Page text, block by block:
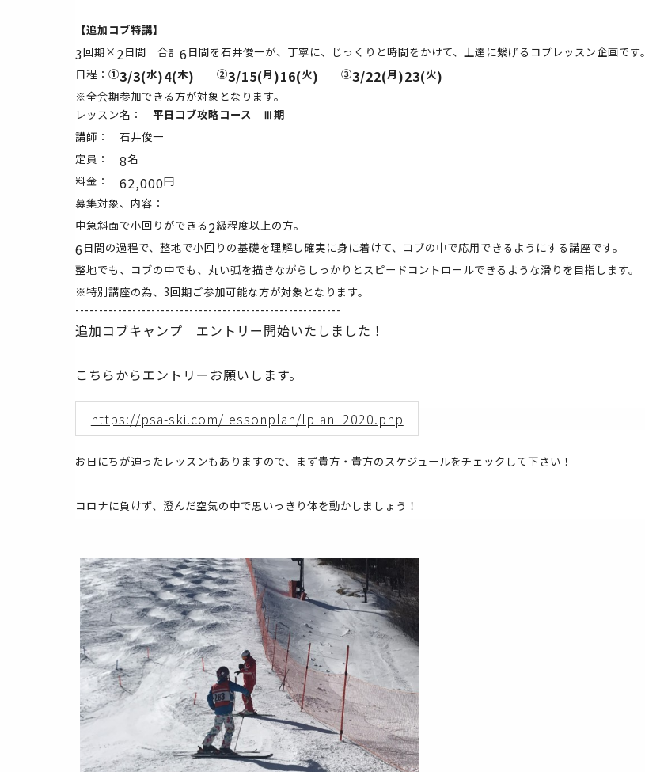
【追加コブ特講】
3回期× 2日間 合計6 日間を石井俊一が、丁寧に、じっくりと時間をかけて、上達に繋げるコブレッスン企画です。
日程：①3/3(水)4(木) ②3/15(月 )16(火) ③3/22(月 )23(火)
※全会期参加できる方が対象となります。
レッスン名：平日コブ攻略コース Ⅲ期
講師： 石井俊一
定員：8名
料金：62,000円
募集対象、内容：
中急斜面で小回りができる 2級程度以上の方。
6 日間の過程で、整地で小回りの基礎を理解し確実に身に着けて、コブの中で応用できるようにする講座です。
整地でも、コブの中でも、丸い弧を描きながらしっかりとスピードコントロールできるような滑りを目指します。
※特別講座の為、3回期ご参加可能な方が対象となります。
--------------------------------------------------------
追加コブキャンプ エントリー開始いたしました！
こちらからエントリーお願いします。
https://psa-ski.com/lessonplan/lplan_2020.php
お日にちが迫ったレッスンもありますので、まず貴方・貴方のスケジュールをチェックして下さい！
コロナに負けず、澄んだ空気の中で思いっきり体を動かしましょう！